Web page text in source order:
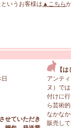
いうお客様は ▲こちら
せていただき
【
アンテ
ヌ）で
付けに
ら芸術
なかな
販売し